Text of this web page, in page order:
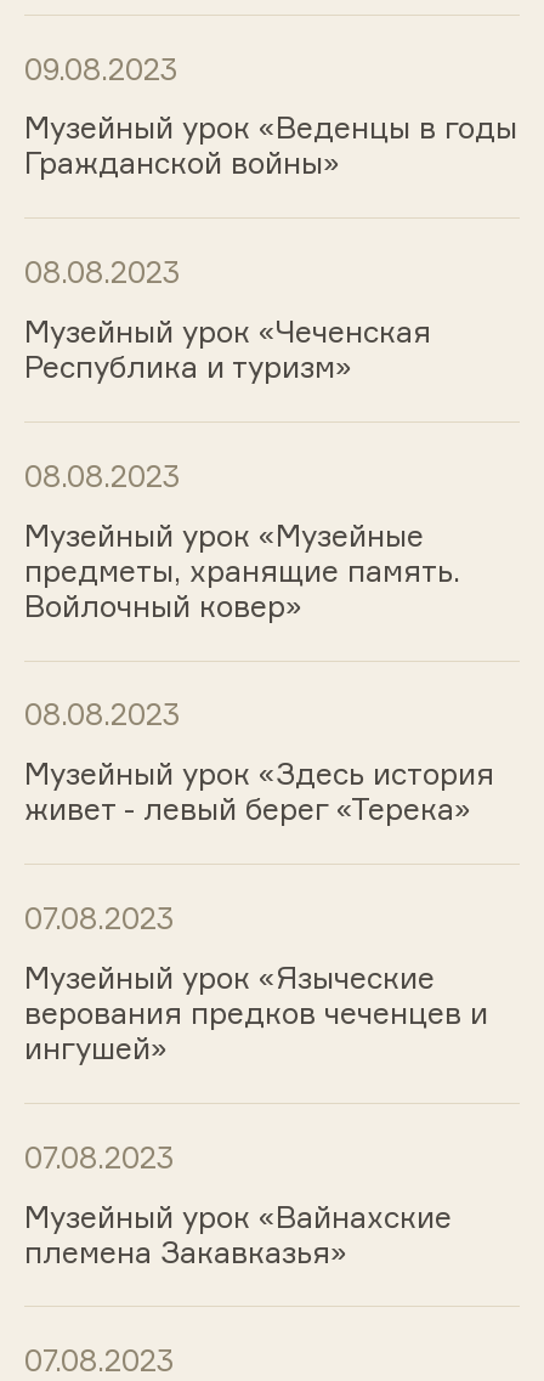
09.08.2023
Музейный урок «Веденцы в годы
Гражданской войны»
08.08.2023
Музейный урок «Чеченская
Республика и туризм»
08.08.2023
Музейный урок «Музейные
предметы, хранящие память.
Войлочный ковер»
08.08.2023
Музейный урок «Здесь история
живет - левый берег «Терека»
07.08.2023
Музейный урок «Языческие
верования предков чеченцев и
ингушей»
07.08.2023
Музейный урок «Вайнахские
племена Закавказья»
07.08.2023